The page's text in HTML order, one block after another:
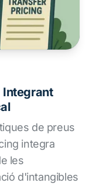
Integrant
de preus
integra
les
d'intangibles